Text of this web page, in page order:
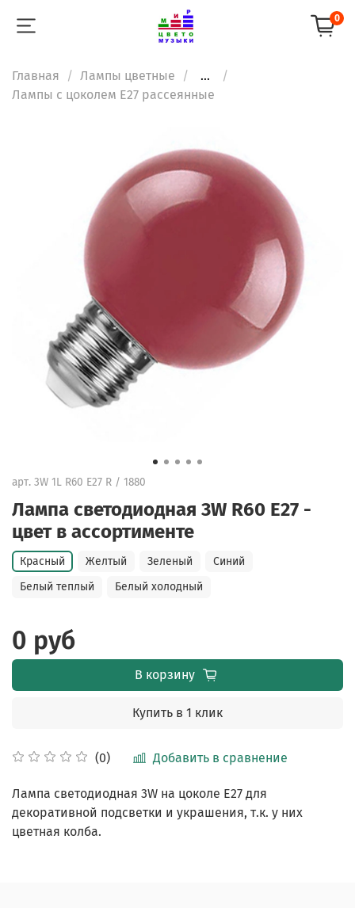
0
Главная Лампы цветные
...
Лампы с цоколем Е27 рассеянные
арт. 3W 1L R60 E27 R / 1880
Лампа светодиодная 3W R60 E27 -
цвет в ассортименте
(0) Добавить в сравнение
Красный Желтый Зеленый
Синий
Белый теплый
Белый холодный
0 руб
В корзину
Купить в 1 клик
Лампа светодиодная 3W на цоколе E27 для
декоративной подсветки и украшения, т.к. у них
цветная колба.